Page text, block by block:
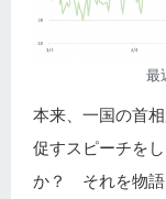
最
本来、一国の首
促すスピーチを
か？ それを物語